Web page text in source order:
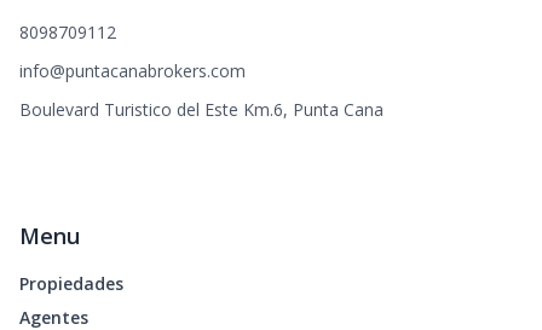
8098709112
info@puntacanabrokers.com
Boulevard Turistico del Este Km.6, Punta Cana
Menu
Propiedades
Agentes